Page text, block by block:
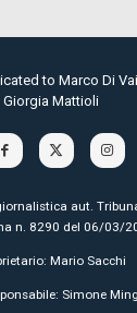
to Marco Di
Giorgia Mattioli
aut.
n. 8290 del 06/03/
Mario Sacchi
Simone